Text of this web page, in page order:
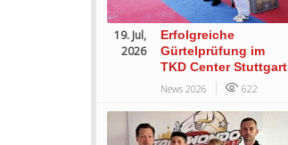
19. Jul,
2026
Erfolgreiche
Gürtelprüfung im
TKD Center Stuttgart
News 2026 622